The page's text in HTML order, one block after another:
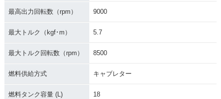
最高出力回転数（rpm） 9000
最大トルク（kgf･m） 5.7
最大トルク回転数（rpm） 8500
燃料供給方式 キャブレター
燃料タンク容量 (L) 18